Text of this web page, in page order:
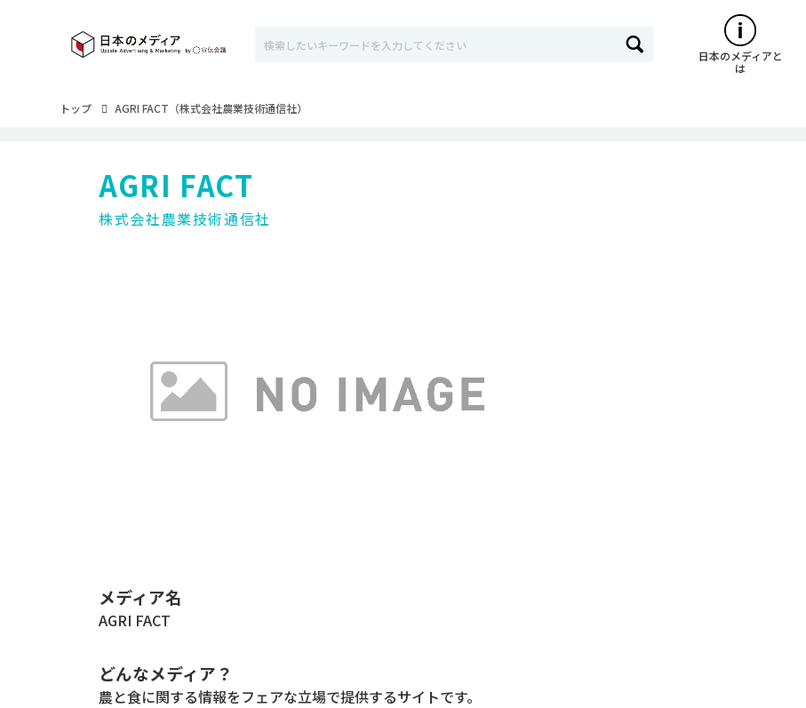
日本のメディアと
は
トップ AGRI FACT（株式会社農業技術通信社）
AGRI FACT
株式会社農業技術通信社
メディア名
AGRI FACT
どんなメディア？
農と食に関する情報をフェアな立場で提供するサイトです。